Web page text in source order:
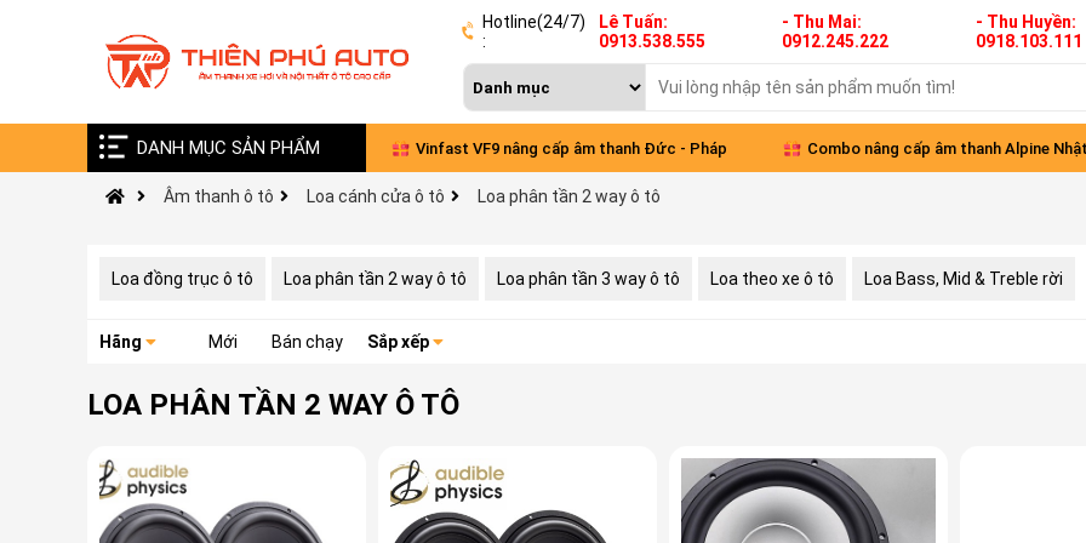
Hotline(24/7)
:
Lê Tuấn:
0913.538.555
- Thu Mai:
0912.245.222
- Thu Huyền:
0918.103.111
DANH MỤC SẢN PHẨM
Ford Everst 2024 nâng cấp âm thanh toàn Vinfast VF9 nâng cấp âm thanh Đức - Pháp Combo nâng cấp âm thanh Alpine
Âm thanh ô tô Loa cánh cửa ô tô Loa phân tần 2 way ô tô
Loa đồng trục ô tô Loa phân tần 2 way ô tô Loa phân tần 3 way ô tô Loa theo xe ô tô Loa Bass, Mid & Treble rời
Hãng Mới Bán chạy Sắp xếp
LOA PHÂN TẦN 2 WAY Ô TÔ